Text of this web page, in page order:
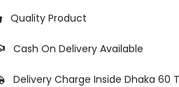
Quality Product
Cash On Delivery Available
Delivery Charge Inside Dhaka 60